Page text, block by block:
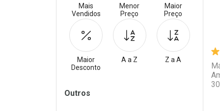
Mais
Vendidos
Menor
Preço
Maior
Preço
Maior
Desconto
A a Z Z a A
Filtros
Outros